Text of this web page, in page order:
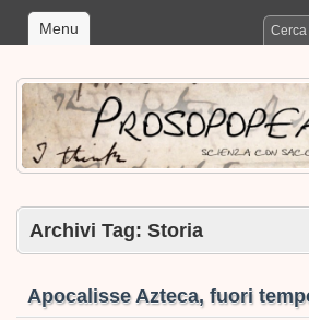
Menu
Archivi Tag: Storia
Apocalisse Azteca, fuori